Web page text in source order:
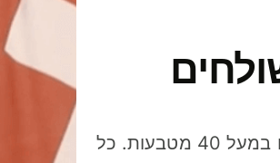
חסכו כסף כשאתo שולחים, מוציאים ומקבלים תשלום במעל 40 מטבעות. כל